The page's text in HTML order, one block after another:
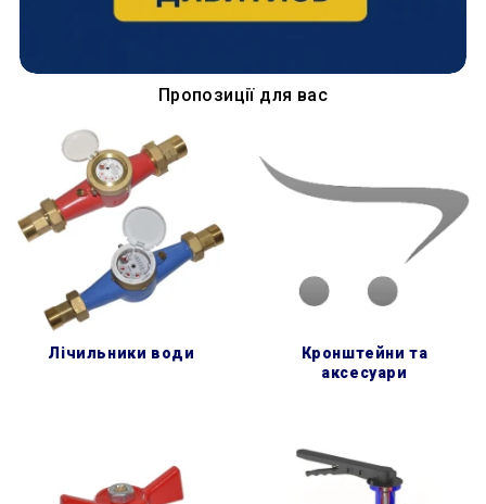
Пропозиції для вас
лічильники води
кронштейни та
аксесуари